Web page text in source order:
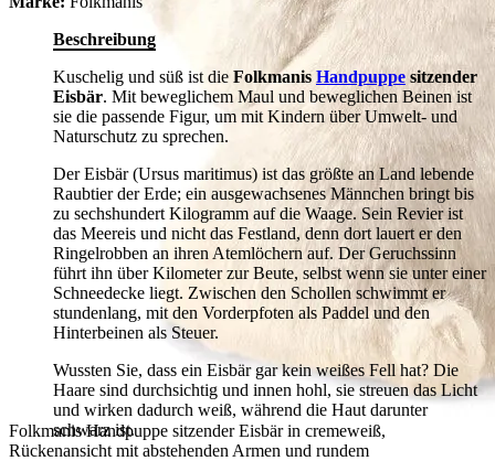
Folkmanis Handpuppe sitzender Eisbär in cremeweiß,
Rückenansicht mit abstehenden Armen und rundem
Beschreibung
Kuschelig und süß ist die Folkmanis Handpuppe sitzender
Eisbär. Mit beweglichem Maul und beweglichen Beinen ist
sie die passende Figur, um mit Kindern über Umwelt- und
Naturschutz zu sprechen.
Der Eisbär (Ursus maritimus) ist das größte an Land lebende
Raubtier der Erde; ein ausgewachsenes Männchen bringt bis
zu sechshundert Kilogramm auf die Waage. Sein Revier ist
das Meereis und nicht das Festland, denn dort lauert er den
Ringelrobben an ihren Atemlöchern auf. Der Geruchssinn
führt ihn über Kilometer zur Beute, selbst wenn sie unter einer
Schneedecke liegt. Zwischen den Schollen schwimmt er
stundenlang, mit den Vorderpfoten als Paddel und den
Hinterbeinen als Steuer.
Wussten Sie, dass ein Eisbär gar kein weißes Fell hat? Die
Haare sind durchsichtig und innen hohl, sie streuen das Licht
und wirken dadurch weiß, während die Haut darunter
schwarz ist.